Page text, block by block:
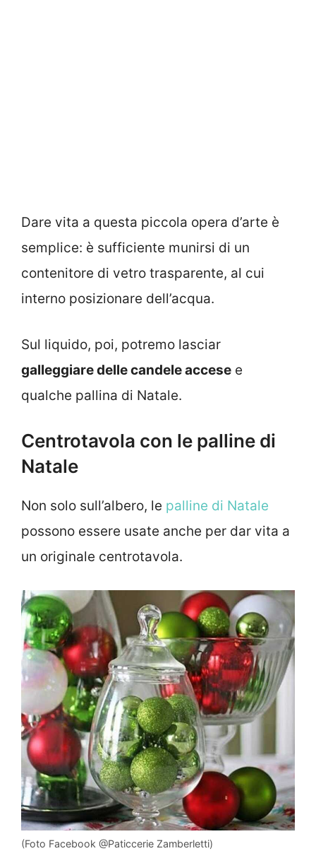
Dare vita a questa piccola opera d’arte è
semplice: è sufficiente munirsi di un
contenitore di vetro trasparente, al cui
interno posizionare dell’acqua.
Sul liquido, poi, potremo lasciar
galleggiare delle candele accese e
qualche pallina di Natale.
Centrotavola con le palline di
Natale
Non solo sull’albero, le palline di Natale
possono essere usate anche per dar vita a
un originale centrotavola.
(Foto Facebook @Paticcerie Zamberletti)